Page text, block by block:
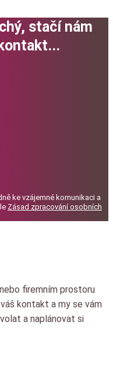
stačí nám
ke vzájemné komunikaci a
Zásad zpracování osobních
firemním prostoru
kontakt a my se vám
a naplánovat si